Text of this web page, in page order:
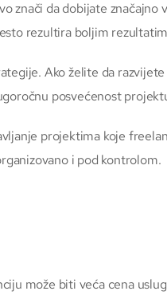
znači da dobijate značajno
rezultira boljim
Ako želite da
posvećenost
projektima koje
i pod kontrolom.
može biti veća cena